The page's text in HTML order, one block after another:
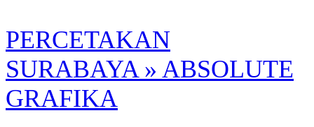
Skip
to
content
PERCETAKAN
SURABAYA » ABSOLUTE
GRAFIKA